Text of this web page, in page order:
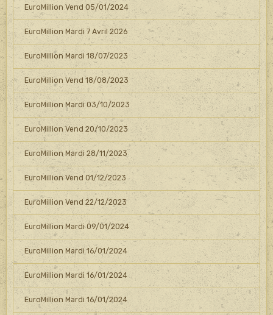
EuroMillion Vend 05/01/2024
EuroMillion Mardi 7 Avril 2026
EuroMillion Mardi 18/07/2023
EuroMillion Vend 18/08/2023
EuroMillion Mardi 03/10/2023
EuroMillion Vend 20/10/2023
EuroMillion Mardi 28/11/2023
EuroMillion Vend 01/12/2023
EuroMillion Vend 22/12/2023
EuroMillion Mardi 09/01/2024
EuroMillion Mardi 16/01/2024
EuroMillion Mardi 16/01/2024
EuroMillion Mardi 16/01/2024